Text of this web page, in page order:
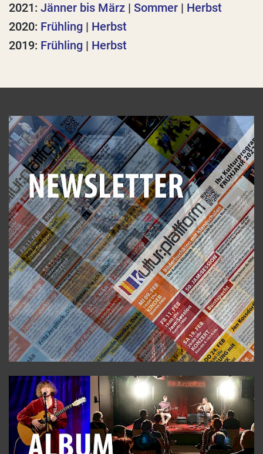
2021: Jänner bis März | Sommer | Herbst
2020: Frühling | Herbst
2019: Frühling | Herbst